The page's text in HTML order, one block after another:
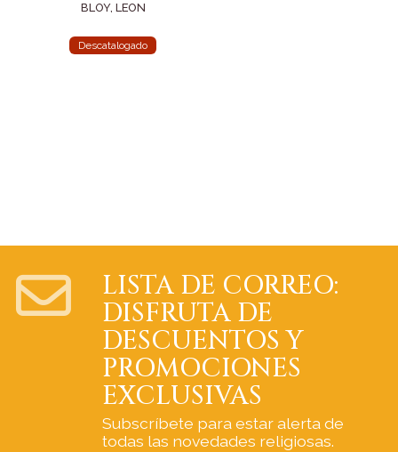
BLOY, LEON
Descatalogado
LISTA DE CORREO:
DISFRUTA DE
DESCUENTOS Y
PROMOCIONES
EXCLUSIVAS
Subscríbete para estar alerta de
todas las novedades religiosas.